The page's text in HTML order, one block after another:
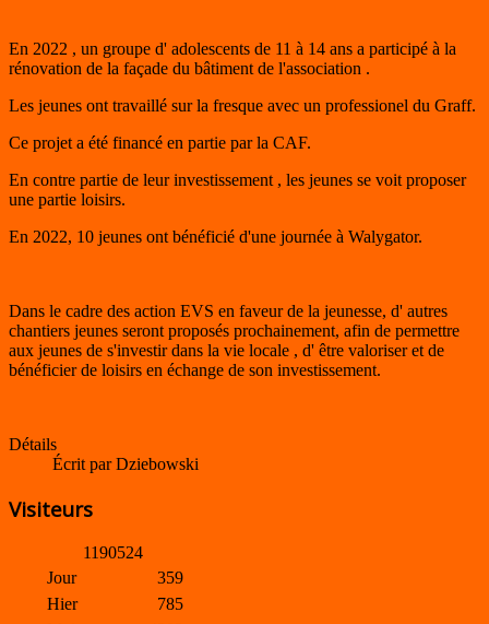
En 2022 , un groupe d' adolescents de 11 à 14 ans a participé à la
rénovation de la façade du bâtiment de l'association .
Les jeunes ont travaillé sur la fresque avec un professionel du Graff.
Ce projet a été financé en partie par la CAF.
En contre partie de leur investissement , les jeunes se voit proposer
une partie loisirs.
En 2022, 10 jeunes ont bénéficié d'une journée à Walygator.
Dans le cadre des action EVS en faveur de la jeunesse, d' autres
chantiers jeunes seront proposés prochainement, afin de permettre
aux jeunes de s'investir dans la vie locale , d' être valoriser et de
bénéficier de loisirs en échange de son investissement.
Détails
Écrit parDziebowski
Visiteurs
1190524
Jour
Hier
359
785